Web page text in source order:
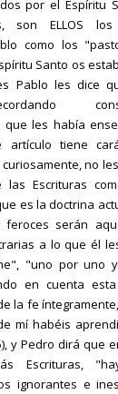
por el Espíritu
son ELLOS
como los
Santo os
Pablo les dice
les había
tiene
no
Escrituras
es la doctrina
serán
a lo que él
"uno por uno
en cuenta
la fe
mí habéis
y Pedro dirá que
Escrituras,
ignorantes e